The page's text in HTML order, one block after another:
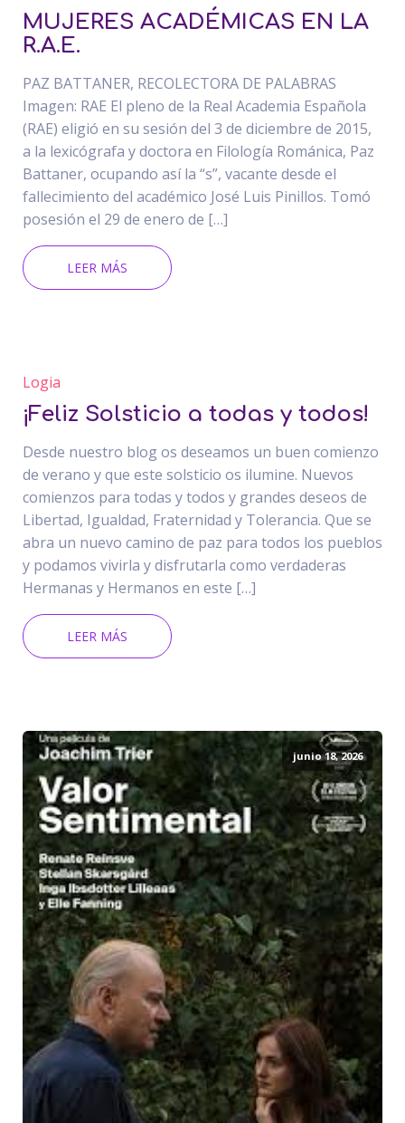
MUJERES ACADÉMICAS EN LA
R.A.E.
PAZ BATTANER, RECOLECTORA DE PALABRAS
Imagen: RAE El pleno de la Real Academia Española
(RAE) eligió en su sesión del 3 de diciembre de 2015,
a la lexicógrafa y doctora en Filología Románica, Paz
Battaner, ocupando así la “s”, vacante desde el
fallecimiento del académico José Luis Pinillos. Tomó
posesión el 29 de enero de […]
LEER MÁS
Logia
¡Feliz Solsticio a todas y todos!
Desde nuestro blog os deseamos un buen comienzo
de verano y que este solsticio os ilumine. Nuevos
comienzos para todas y todos y grandes deseos de
Libertad, Igualdad, Fraternidad y Tolerancia. Que se
abra un nuevo camino de paz para todos los pueblos
y podamos vivirla y disfrutarla como verdaderas
Hermanas y Hermanos en este […]
LEER MÁS
junio 18, 2026